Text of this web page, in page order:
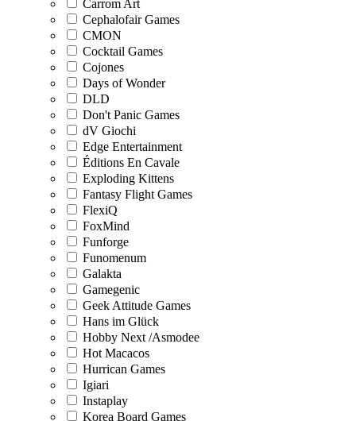
Carrom Art
Cephalofair Games
CMON
Cocktail Games
Cojones
Days of Wonder
DLD
Don't Panic Games
dV Giochi
Edge Entertainment
Éditions En Cavale
Exploding Kittens
Fantasy Flight Games
FlexiQ
FoxMind
Funforge
Funomenum
Galakta
Gamegenic
Geek Attitude Games
Hans im Glück
Hobby Next /Asmodee
Hot Macacos
Hurrican Games
Igiari
Instaplay
Korea Board Games